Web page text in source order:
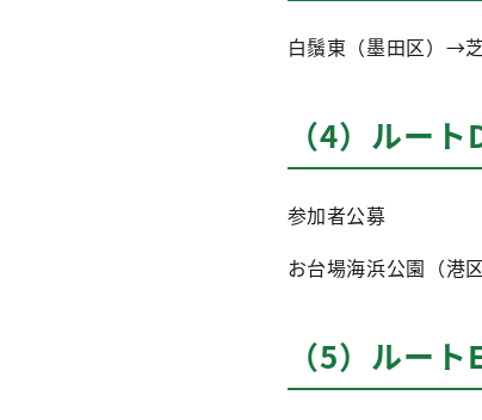
白鬚東（墨田区）→
（4）ルー
参加者公募
お台場海浜公園（港
（5）ルー